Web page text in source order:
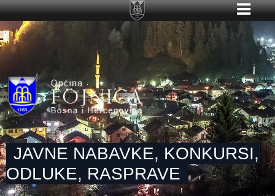
JAVNE NABAVKE, KONKURSI,
ODLUKE, RASPRAVE